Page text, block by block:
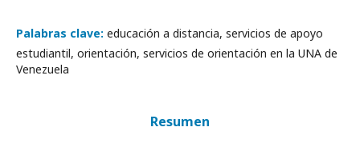
Palabras clave: educación a distancia, servicios de apoyo
estudiantil, orientación, servicios de orientación en la UNA de
Venezuela
Resumen